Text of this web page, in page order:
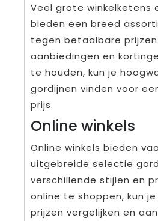
Veel grote winkelketens
bieden een breed
tegen betaalbare
aanbiedingen en
te houden, kun je
gordijnen vinden voor
prijs.
Online winkels
Online winkels bieden
uitgebreide selectie
verschillende stijlen en
online te shoppen, kun
prijzen vergelijken en